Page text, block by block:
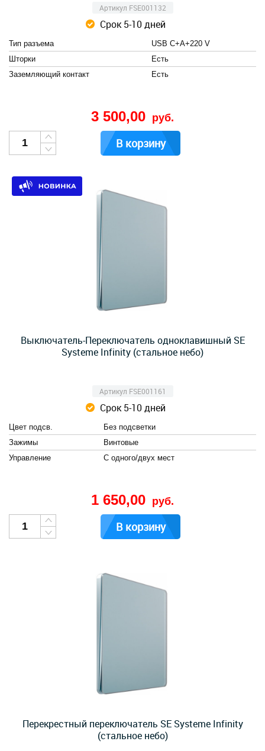
Артикул FSE001132
Срок 5-10 дней
Тип разъема
USB C+A+220 V
Шторки
Есть
Заземляющий контакт
Есть
3 500,00 руб.
В корзину
Выключатель-Переключатель одноклавишный SE
Systeme Infinity (стальное небо)
Артикул FSE001161
Срок 5-10 дней
Цвет подсв.
Без подсветки
Зажимы
Винтовые
Управление
С одного/двух мест
1 650,00 руб.
В корзину
Перекрестный переключатель SE Systeme Infinity
(стальное небо)